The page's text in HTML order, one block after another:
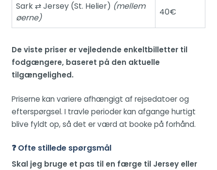
Sark ⇄ Jersey (St. Helier) (mellem
øerne)
40€
De viste priser er vejledende enkeltbilletter til
fodgængere, baseret på den aktuelle
tilgængelighed.
Priserne kan variere afhængigt af rejsedatoer og
efterspørgsel. I travle perioder kan afgange hurtigt
blive fyldt op, så det er værd at booke på forhånd.
❓ Ofte stillede spørgsmål
Skal jeg bruge et pas til en færge til Jersey eller